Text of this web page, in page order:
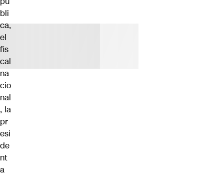
bli
ca,
el
fis
cal
na
cio
nal
, la
pr
esi
de
nt
a